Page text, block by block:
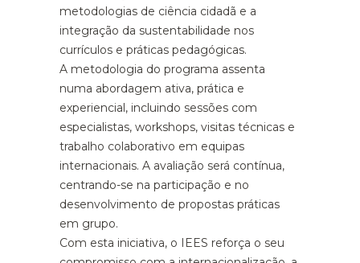
metodologias de ciência cidadã e a
integração da sustentabilidade nos
currículos e práticas pedagógicas.
A metodologia do programa assenta
numa abordagem ativa, prática e
experiencial, incluindo sessões com
especialistas, workshops, visitas técnicas e
trabalho colaborativo em equipas
internacionais. A avaliação será contínua,
centrando-se na participação e no
desenvolvimento de propostas práticas
em grupo.
Com esta iniciativa, o IEES reforça o seu